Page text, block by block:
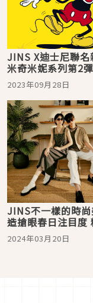
JINS X迪士尼聯名
米奇米妮系列第2
小手和你玩猜拳
2023年09月28日
JINS不一樣的時尚美
造搶眼春日注目度 粉嫩愛
心造型墨鏡、有色
搭出2024潮流風範
2024年03月20日